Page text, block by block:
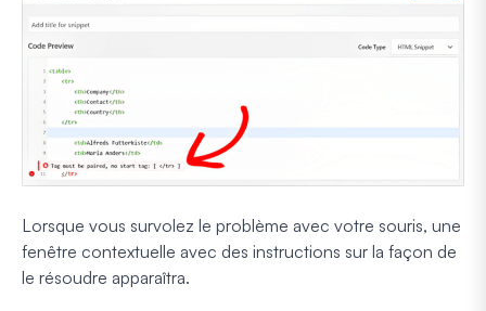
Lorsque vous survolez le problème avec votre souris, une
fenêtre contextuelle avec des instructions sur la façon de
le résoudre apparaîtra.